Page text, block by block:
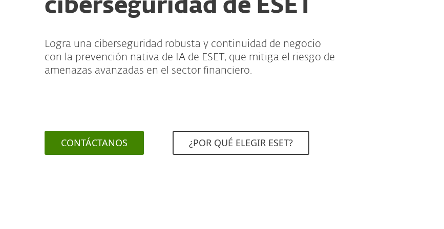
ciberseguridad de ESET
Logra una ciberseguridad robusta y continuidad de negocio
con la prevención nativa de IA de ESET, que mitiga el riesgo de
amenazas avanzadas en el sector financiero.
CONTÁCTANOS ¿POR QUÉ ELEGIR ESET?